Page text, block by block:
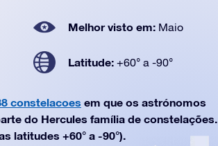
Melhor visto em: Maio
Latitude: +60° a -90°
constelacoes em que os astrónomos
do Hercules família de constelações.
latitudes +60° a -90°).